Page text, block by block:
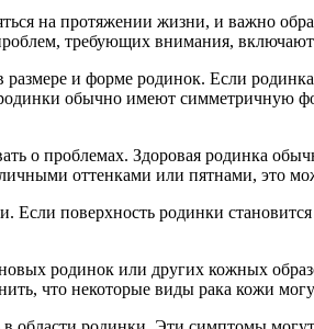
на протяжении жизни, и важно
требующих внимания, включают
и форме родинок. Если
обычно имеют симметричную
о проблемах. Здоровая родинка
оттенками или пятнами, это
Если поверхность родинки
родинок или других кожных
что некоторые виды рака кожи